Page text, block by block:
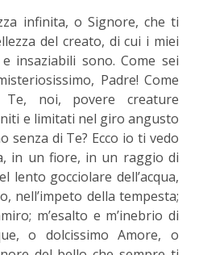
infinita, o Signore, che ti
del creato, di cui i miei
insaziabili sono. Come sei
Padre! Come
noi, povere creature
e limitati nel giro angusto
senza di Te? Ecco io ti vedo
in un fiore, in un raggio di
lento gocciolare dell’acqua,
nell’impeto della tempesta;
m’esalto e m’inebrio di
o dolcissimo Amore, o